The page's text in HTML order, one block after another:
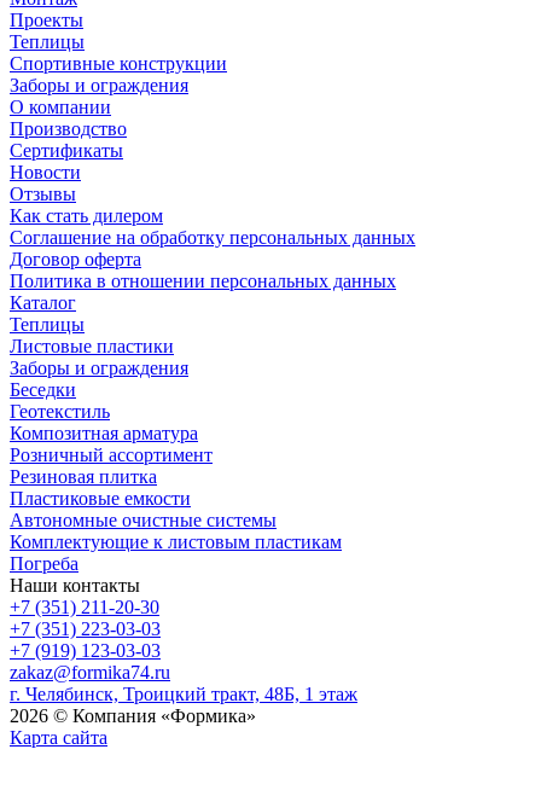
Проекты
Теплицы
Спортивные конструкции
Заборы и ограждения
О компании
Производство
Сертификаты
Новости
Отзывы
Как стать дилером
Соглашение на обработку персональных данных
Договор оферта
Политика в отношении персональных данных
Каталог
Теплицы
Листовые пластики
Заборы и ограждения
Беседки
Геотекстиль
Композитная арматура
Розничный ассортимент
Резиновая плитка
Пластиковые емкости
Автономные очистные системы
Комплектующие к листовым пластикам
Погреба
Наши контакты
+7 (351) 211-20-30
+7 (351) 223-03-03
+7 (919) 123-03-03
zakaz@formika74.ru
г. Челябинск, Троицкий тракт, 48Б, 1 этаж
2026 © Компания «Формика»
Карта сайта